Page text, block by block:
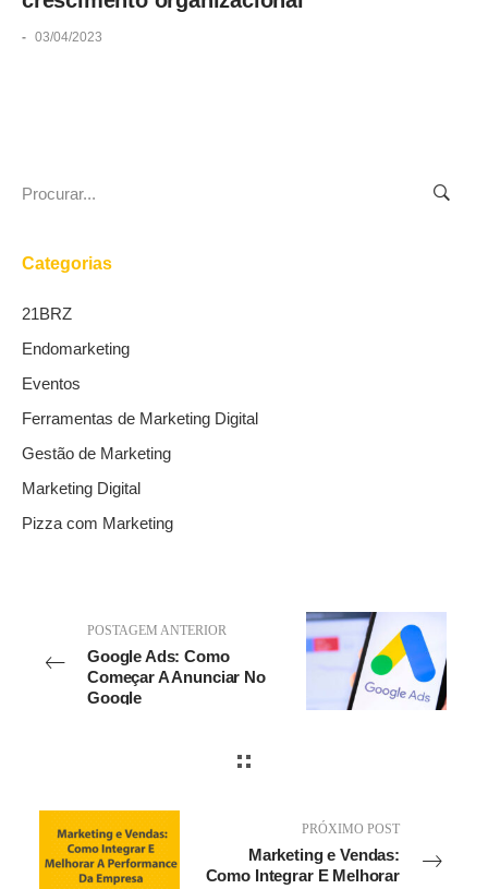
- 03/04/2023
for:
Categorias
21BRZ
Endomarketing
Eventos
Ferramentas de Marketing Digital
Gestão de Marketing
Marketing Digital
Pizza com Marketing
POSTAGEM ANTERIOR
Google Ads: Como
Começar A Anunciar No
Google
PRÓXIMO POST
Marketing e Vendas:
Como Integrar E Melhorar